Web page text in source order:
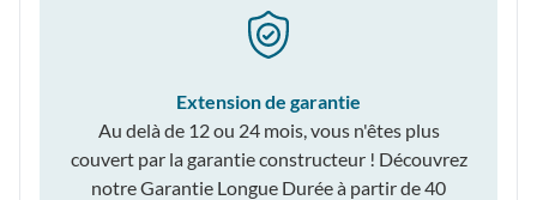
Extension de garantie
Au delà de 12 ou 24 mois, vous n'êtes plus
couvert par la garantie constructeur ! Découvrez
notre Garantie Longue Durée à partir de 40